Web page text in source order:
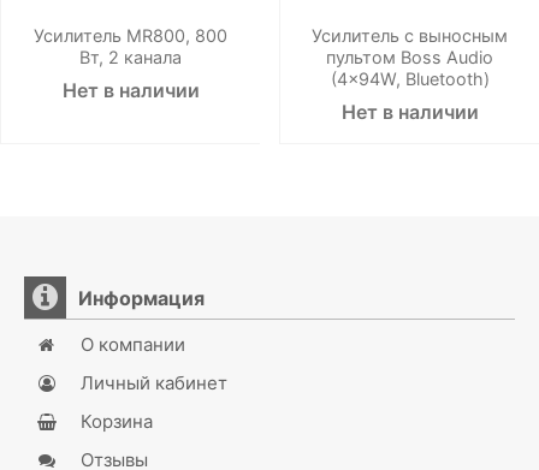
Усилитель MR800, 800
Вт, 2 канала
Нет в наличии
Усилитель с выносным
пультом Boss Audio
(4x94W, Bluetooth)
Нет в наличии
Информация
О компании
Личный кабинет
Корзина
Отзывы